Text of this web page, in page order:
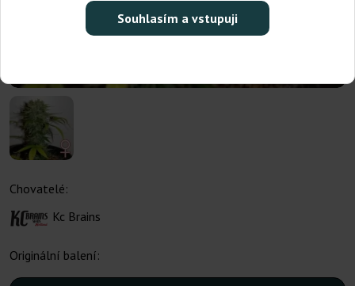
Souhlasím a vstupuji
Chovatelé:
Kc Brains
Originální balení: